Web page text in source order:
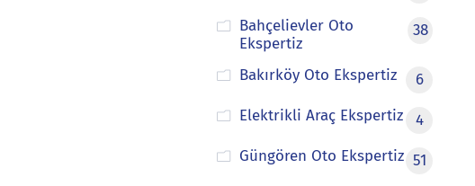
Bahçelievler Oto
Ekspertiz
38
Bakırköy Oto Ekspertiz
6
Elektrikli Araç Ekspertiz
4
Güngören Oto Ekspertiz 51